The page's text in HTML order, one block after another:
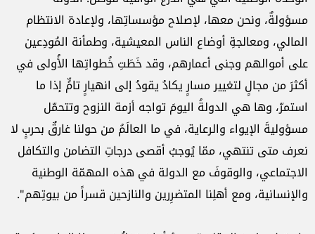
مسؤولةٌ، ونحن معها، لإصلاح مؤسساتِها، ولإعادة الانتظام
المالي، ومعالجةِ أوضاع الناس المعيشية، ‏وطمأنة المُودِعين
على أموالهم وجنى أعمارهم، وقد خَطَتِ خُطواتِها الأُولى في
أكثرَ من مجالٍ لتغيير مسارٍ يكادُ ‏يقودُ إلى انهيارٍ تامٍّ إذا ما
استمرّ، وها هي الدولةُ اليومَ تواجه أزمة النزوح وتتحمّل
مسؤوليةَ الإيواء والرعاية، ‏في ما العالَمُ من حولنا غارقٌ بحربٍ لا
نعرف متى تنتهي، ممّا يُوجبُ أقصى درجاتِ التضامن والتكافل
‏الاجتماعي، والوقوفَ مع الدولة في هذه المهمّة الوطنية
والإنسانية، ومع أهلِنا المتضرِرين والنازحين قسراً من ‏بيوتِهم".‏